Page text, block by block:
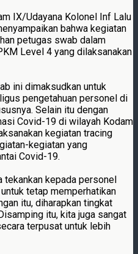
IX/Udayana Kolonel Inf Lalu
bahwa kegiatan
petugas swab dalam
Level 4 yang dilaksanakan
ini dimaksudkan untuk
pengetahuan personel di
Selain itu dengan
Covid-19 di wilayah Kodam
kegiatan tracing
kegiatan yang
Covid-19.
tekankan kepada personel
tetap memperhatikan
itu, diharapkan tingkat
itu, kita juga sangat
terpusat untuk lebih